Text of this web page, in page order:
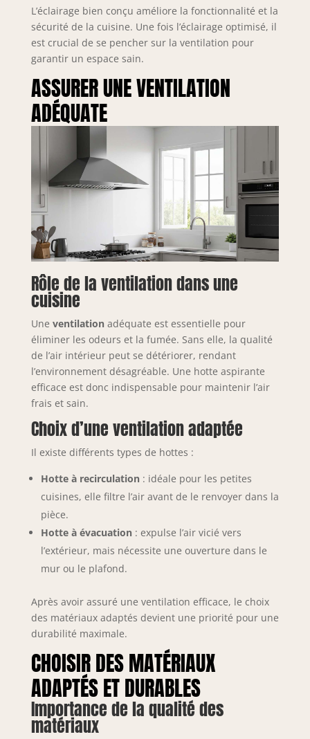
L’éclairage bien conçu améliore la fonctionnalité et la
sécurité de la cuisine. Une fois l’éclairage optimisé, il
est crucial de se pencher sur la ventilation pour
garantir un espace sain.
ASSURER UNE VENTILATION
ADÉQUATE
Rôle de la ventilation dans une
cuisine
Une ventilation adéquate est essentielle pour
éliminer les odeurs et la fumée. Sans elle, la qualité
de l’air intérieur peut se détériorer, rendant
l’environnement désagréable. Une hotte aspirante
efficace est donc indispensable pour maintenir l’air
frais et sain.
Choix d’une ventilation adaptée
Il existe différents types de hottes :
Hotte à recirculation : idéale pour les petites
cuisines, elle filtre l’air avant de le renvoyer dans la
pièce.
Hotte à évacuation : expulse l’air vicié vers
l’extérieur, mais nécessite une ouverture dans le
mur ou le plafond.
Après avoir assuré une ventilation efficace, le choix
des matériaux adaptés devient une priorité pour une
durabilité maximale.
CHOISIR DES MATÉRIAUX
ADAPTÉS ET DURABLES
Importance de la qualité des
matériaux